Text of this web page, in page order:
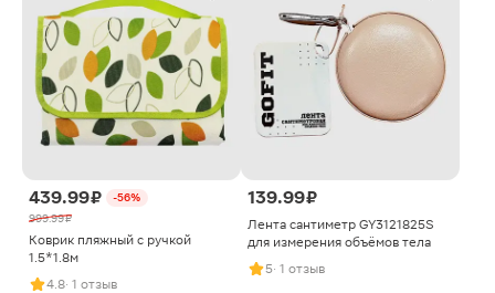
439.99 ₽
-56%
999.99 ₽
Коврик пляжный с ручкой
1.5*1.8м
4.8· 1 отзыв
139.99 ₽
Лента сантиметр GY3121825S
для измерения объёмов тела
5· 1 отзыв